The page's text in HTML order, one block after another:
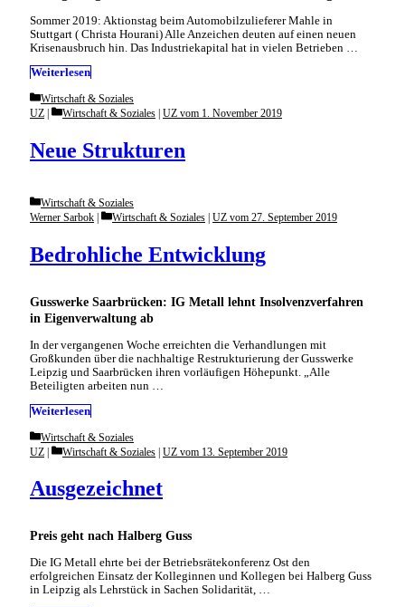
Sommer 2019: Aktionstag beim Automobilzulieferer Mahle in
Stuttgart ( Christa Hourani) Alle Anzeichen deuten auf einen neuen
Krisenausbruch hin. Das Industriekapital hat in vielen Betrieben …
Weiterlesen
Categories
Wirtschaft & Soziales
Neue Strukturen
UZ Categories
Wirtschaft & Soziales UZ vom 1. November 2019
Categories
Wirtschaft & Soziales
Gusswerke Saarbrücken: IG Metall lehnt Insolvenzverfahren
in Eigenverwaltung ab
Bedrohliche Entwicklung
Werner Sarbok Categories
Wirtschaft & Soziales UZ vom 27. September 2019
In der vergangenen Woche erreichten die Verhandlungen mit
Großkunden über die nachhaltige Restrukturierung der Gusswerke
Leipzig und Saarbrücken ihren vorläufigen Höhepunkt. „Alle
Beteiligten arbeiten nun …
Weiterlesen
Categories
Wirtschaft & Soziales
Preis geht nach Halberg Guss
Ausgezeichnet
UZ Categories
Wirtschaft & Soziales | UZ vom 13. September 2019
Die IG Metall ehrte bei der Betriebsrätekonferenz Ost den
erfolgreichen Einsatz der Kolleginnen und Kollegen bei Halberg Guss
in Leipzig als Lehrstück in Sachen Solidarität, …